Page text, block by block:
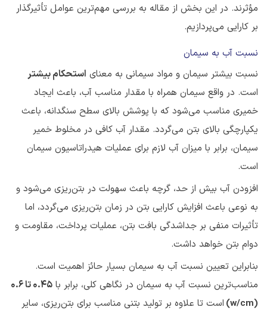
مؤثرند. در این بخش از مقاله به بررسی مهم‌ترین عوامل تأثیرگذار
بر کارایی می‌پردازیم.
نسبت آب به سیمان
نسبت بیشتر سیمان و مواد سیمانی به معنای استحکام بیشتر
است. در واقع سیمان همراه با مقدار مناسب آب، باعث ایجاد
خمیری مناسب می‌شود که با پوشش بالای سطح سنگدانه، باعث
یکپارچگی بالای بتن می‌گردد. مقدار آب کافی در مخلوط خمیر
سیمان، برابر با میزان آب لازم برای عملیات هیدراتاسیون سیمان
است.
افزودن آب بیش از حد، گرچه باعث سهولت در بتن‌ریزی می‌شود و
به نوعی باعث افزایش کارایی بتن در زمان بتن‌ریزی می‌گردد، اما
تأثیرات منفی بر جداشدگی بافت بتن، عملیات پرداخت، مقاومت و
دوام بتن خواهد داشت.
بنابراین تعیین نسبت آب به سیمان بسیار حائز اهمیت است.
مناسب‌ترین نسبت آب به سیمان در نگاهی کلی، برابر با
0.45 تا 0.6
(w/cm)
است تا علاوه بر تولید بتنی مناسب برای بتن‌ریزی، سایر